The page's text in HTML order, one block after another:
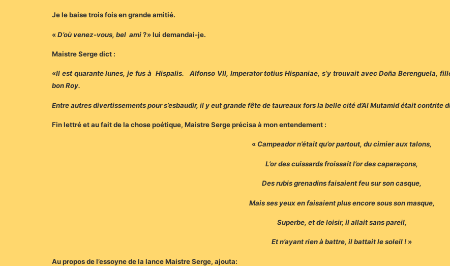
Je le baise trois fois en grande amitié.
«D’où venez-vous, bel ami?» lui demandai-je.
Maistre Serge dict :
«Il est quarante lunes, je fus à Hispalis. Alfonso VII, Imperator totius Hispaniae, s’y trouvait avec Doña Berenguela,
bon Roy.
Entre autres divertissements pour s’esbaudir, il y eut grande fête de taureaux fors la belle cité d’Al Mutamid était contrite
Fin lettré et au fait de la chose poétique, Maistre Serge précisa à mon entendement :
«Campeador n’était qu’or partout, du cimier aux talons,
L’or des cuissards froissait l’or des caparaçons,
Des rubis grenadins faisaient feu sur son casque,
Mais ses yeux en faisaient plus encore sous son masque,
Superbe, et de loisir, il allait sans pareil,
Et n’ayant rien à battre, il battait le soleil ! »
Au propos de l’essoyne de la lance Maistre Serge, ajouta: